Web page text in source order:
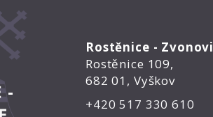
Rostěnice -
Rostěnice 109,
682 01, Vyškov
+420 517 330 610